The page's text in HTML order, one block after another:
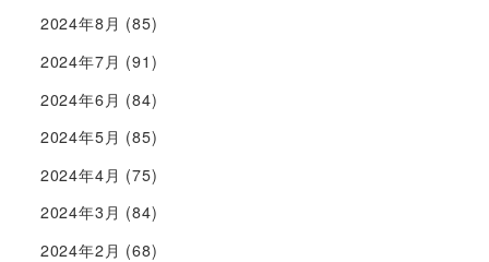
2024年8月 (85)
2024年7月 (91)
2024年6月 (84)
2024年5月 (85)
2024年4月 (75)
2024年3月 (84)
2024年2月 (68)